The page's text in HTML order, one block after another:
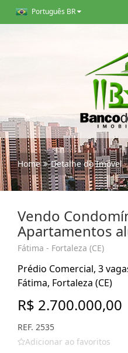
Português BR
Home Detalhe do Imóvel
Vendo
Apartamentos
Fátima - Fortaleza (CE)
Prédio Comercial, 3
Fátima, Fortaleza (CE)
R$ 2.700.000,00
REF. 2535
Adicionar ao favoritos